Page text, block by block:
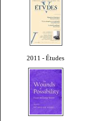
2011 - Études